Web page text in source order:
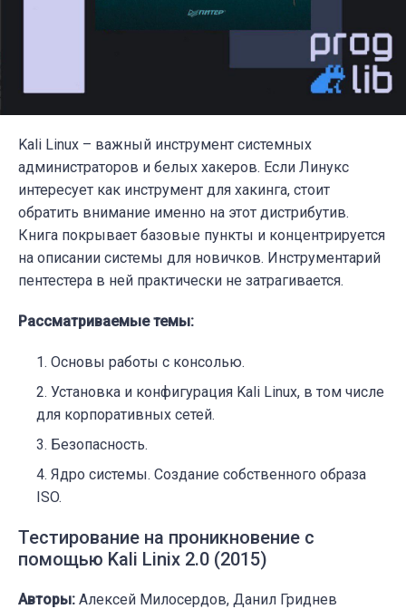
Kali Linux – важный инструмент системных
администраторов и белых хакеров. Если Линукс
интересует как инструмент для хакинга, стоит
обратить внимание именно на этот дистрибутив.
Книга покрывает базовые пункты и концентрируется
на описании системы для новичков. Инструментарий
пентестера в ней практически не затрагивается.
Рассматриваемые темы:
Основы работы с консолью.
Установка и конфигурация Kali Linux, в том числе
для корпоративных сетей.
Безопасность.
Ядро системы. Создание собственного образа
ISO.
Тестирование на проникновение с
помощью Kali Linix 2.0 (2015)
Авторы: Алексей Милосердов, Данил Гриднев